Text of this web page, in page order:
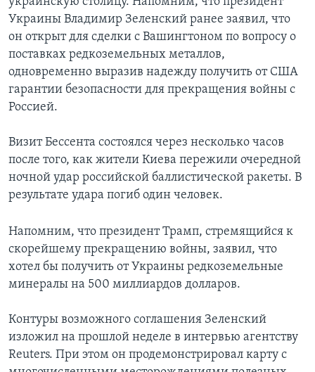
Украины Владимир Зеленский ранее заявил, что
он открыт для сделки с Вашингтоном по вопросу о
поставках редкоземельных металлов,
одновременно выразив надежду получить от США
гарантии безопасности для прекращения войны с
Россией.
Визит Бессента состоялся через несколько часов
после того, как жители Киева пережили очередной
ночной удар российской баллистической ракеты. В
результате удара погиб один человек.
Напомним, что президент Трамп, стремящийся к
скорейшему прекращению войны, заявил, что
хотел бы получить от Украины редкоземельные
минералы на 500 миллиардов долларов.
Контуры возможного соглашения Зеленский
изложил на прошлой неделе в интервью агентству
Reuters. При этом он продемонстрировал карту с